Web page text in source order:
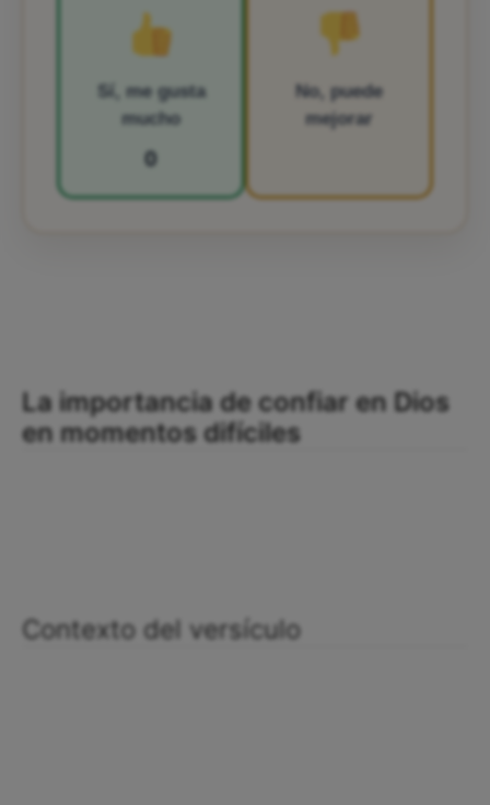
Sí, me gusta
mucho
0
No, puede
mejorar
La importancia de confiar en Dios
en momentos difíciles
Contexto del versículo